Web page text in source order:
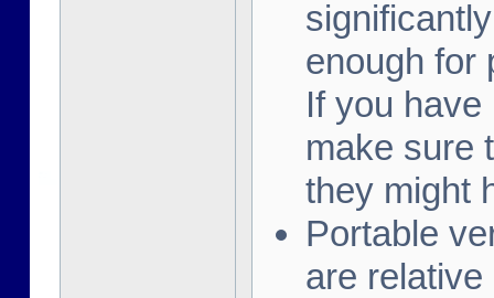
enough for
If you
make sure
they might
Portable
are relative